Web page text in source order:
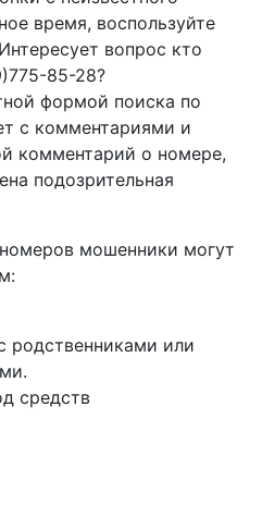
время, воспользуйте
вопрос кто
85-28?
формой поиска по
с комментариями и
комментарий о номере,
подозрительная
мошенники могут
родственниками или
средств